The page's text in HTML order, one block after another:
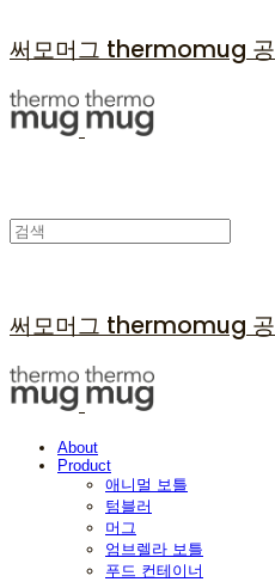
써모머그 thermomug
써모머그 thermomug
About
Product
애니멀 보틀
텀블러
머그
엄브렐라 보틀
푸드 컨테이너